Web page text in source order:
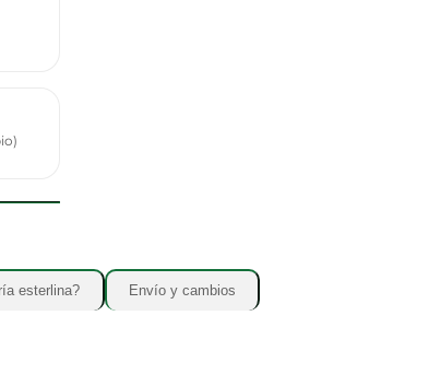
esterlina? Envío y cambios